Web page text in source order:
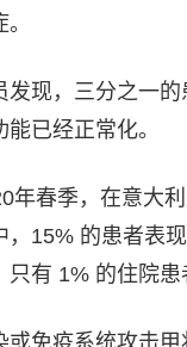
发现，三分之一
能已经正常化。
年春季，在意大
，15% 的患者表
只有 1% 的住院患